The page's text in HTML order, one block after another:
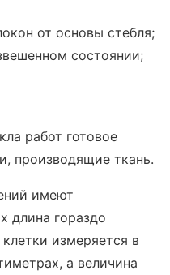
от основы стебля;
состоянии;
работ готовое
производящие ткань.
имеют
длина гораздо
измеряется в
а величина